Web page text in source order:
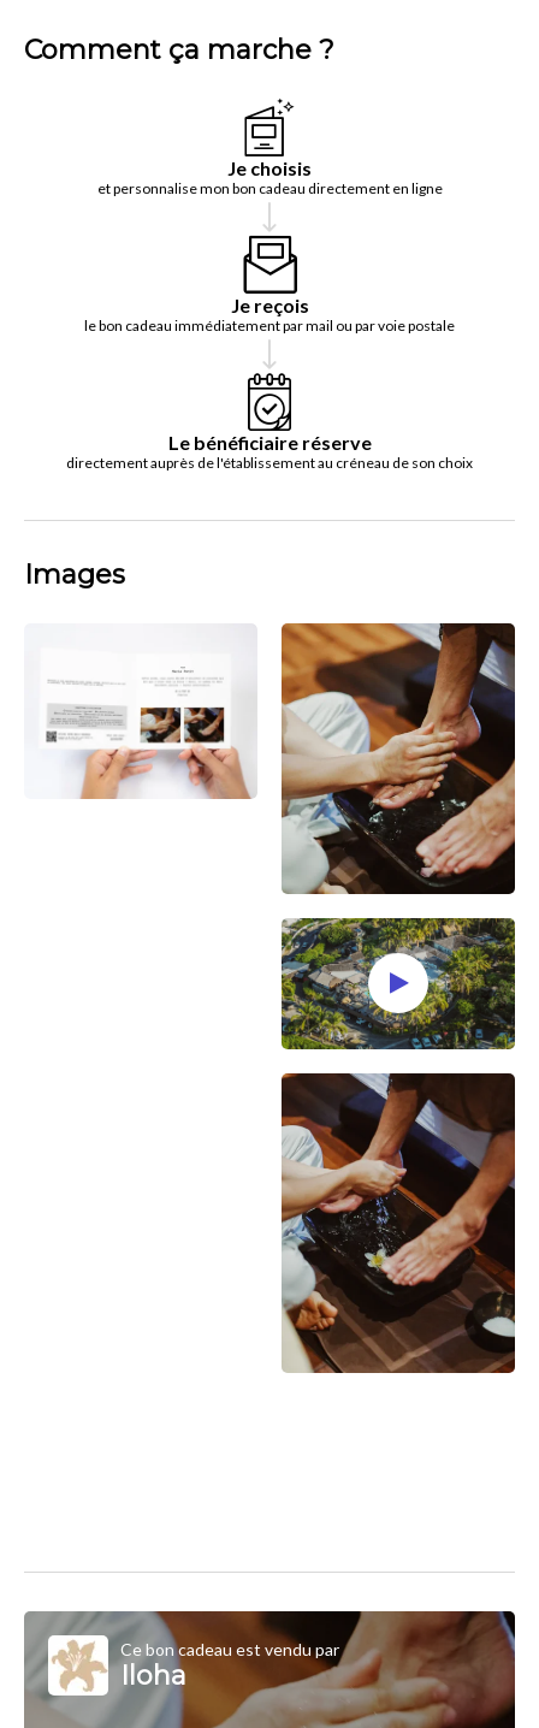
Comment ça marche ?
Je choisis
et personnalise mon bon cadeau directement en ligne
Je reçois
le bon cadeau immédiatement par mail ou par voie postale
Le bénéficiaire réserve
directement auprès de l'établissement au créneau de son choix
Images
Ce bon cadeau est vendu par
Iloha